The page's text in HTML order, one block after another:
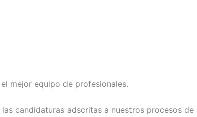
mejor equipo de profesionales.
candidaturas adscritas a nuestros procesos de